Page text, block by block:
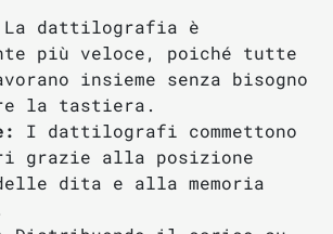
La dattilografia è
più veloce, poiché tutte
insieme senza bisogno
la tastiera.
I dattilografi commettono
grazie alla posizione
dita e alla memoria